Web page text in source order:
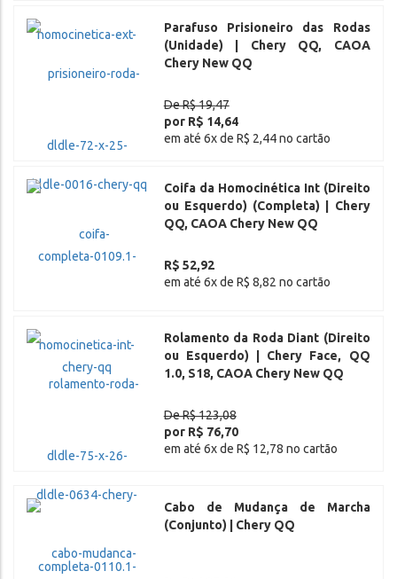
Parafuso Prisioneiro das Rodas
(Unidade) | Chery QQ, CAOA
Chery New QQ
De R$ 19,47
por R$ 14,64
em até 6x de R$ 2,44 no cartão
Coifa da Homocinética Int (Direito
ou Esquerdo) (Completa) | Chery
QQ, CAOA Chery New QQ
R$ 52,92
em até 6x de R$ 8,82 no cartão
Rolamento da Roda Diant (Direito
ou Esquerdo) | Chery Face, QQ
1.0, S18, CAOA Chery New QQ
De R$ 123,08
por R$ 76,70
em até 6x de R$ 12,78 no cartão
Cabo de Mudança de Marcha
(Conjunto) | Chery QQ